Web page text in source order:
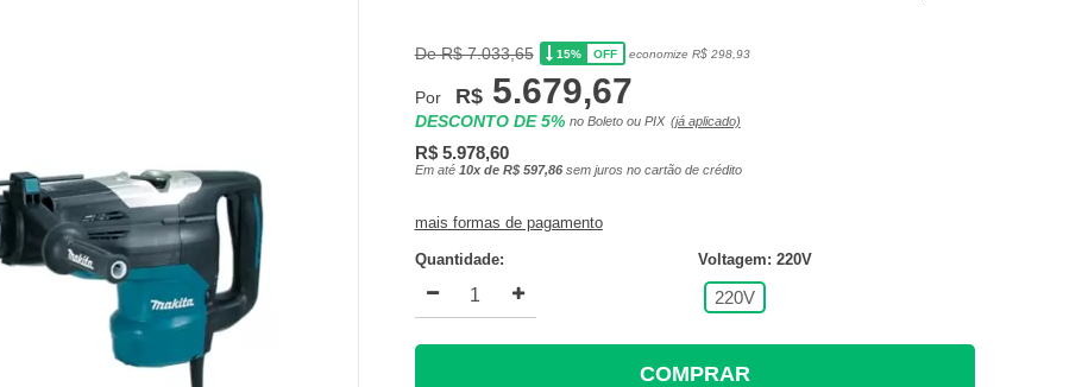
De R$ 7.033,65 15% OFF economize R$ 298,93
Por R$ 5.679,67
DESCONTO DE 5% no Boleto ou PIX (já aplicado)
R$ 5.978,60
Em até 10x de R$ 597,86sem juros no cartão de crédito
mais formas de pagamento
Quantidade: Voltagem: 220V
220V
COMPRAR